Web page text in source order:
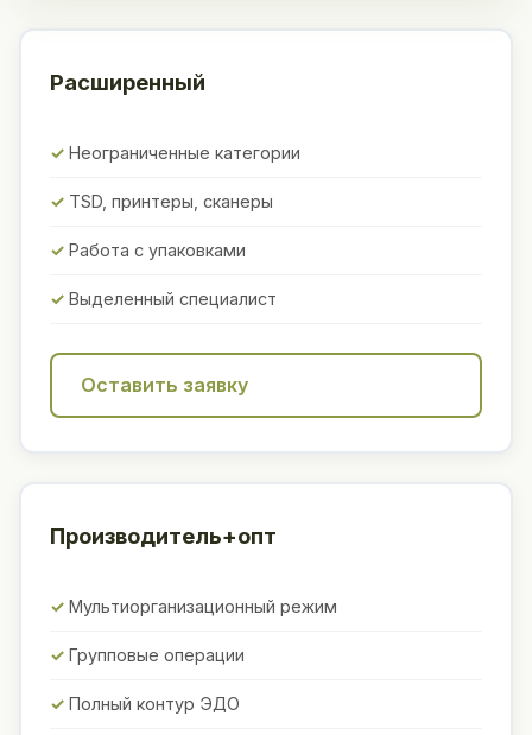
Расширенный
Неограниченные категории
TSD, принтеры, сканеры
Работа с упаковками
Выделенный специалист
Оставить заявку
Производитель+опт
Мультиорганизационный режим
Групповые операции
Полный контур ЭДО